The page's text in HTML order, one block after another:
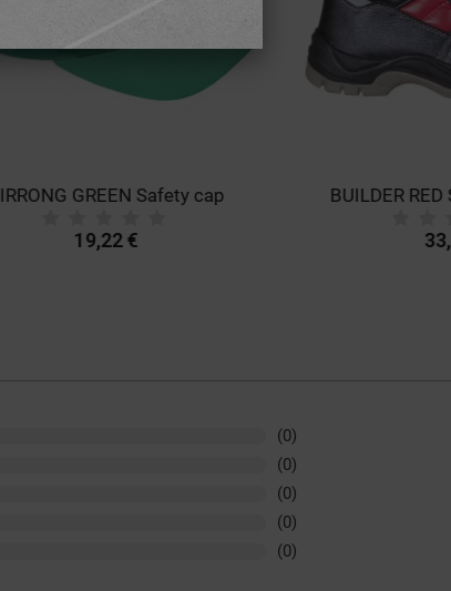
GREEN Safety cap
19,22 €
BUILDER
(0)
(0)
(0)
(0)
(0)